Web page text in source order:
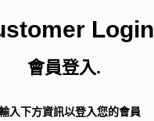
Login
會員登入.
入下方資訊以登入您的會員